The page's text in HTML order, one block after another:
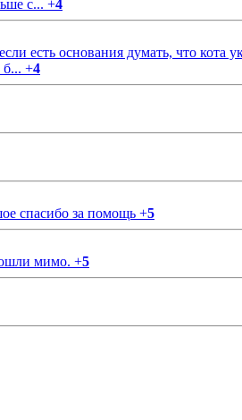
с... +4
есть основания думать, что кота
+4
спасибо за помощь +5
мимо. +5